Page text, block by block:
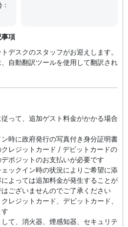
:
項
デスクのスタッフがお迎えします。
自動翻訳ツールを使用して翻訳され
って、追加ゲスト料金がかかる場合
時に政府発行の写真付き身分証明書
レジットカード / デビットカードの
ポジットのお支払いが必要です
ックイン時の状況によりご希望に添
よっては追加料金が発生することが
ございませんのでご了承ください
レジットカード、デビットカード、
て、消火器、煙感知器、セキュリテ